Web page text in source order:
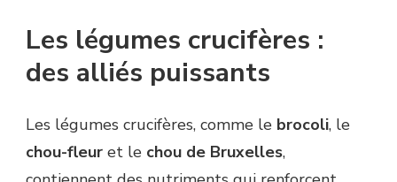
Les légumes crucifères :
des alliés puissants
Les légumes crucifères, comme le brocoli, le
chou-fleur et le chou de Bruxelles,